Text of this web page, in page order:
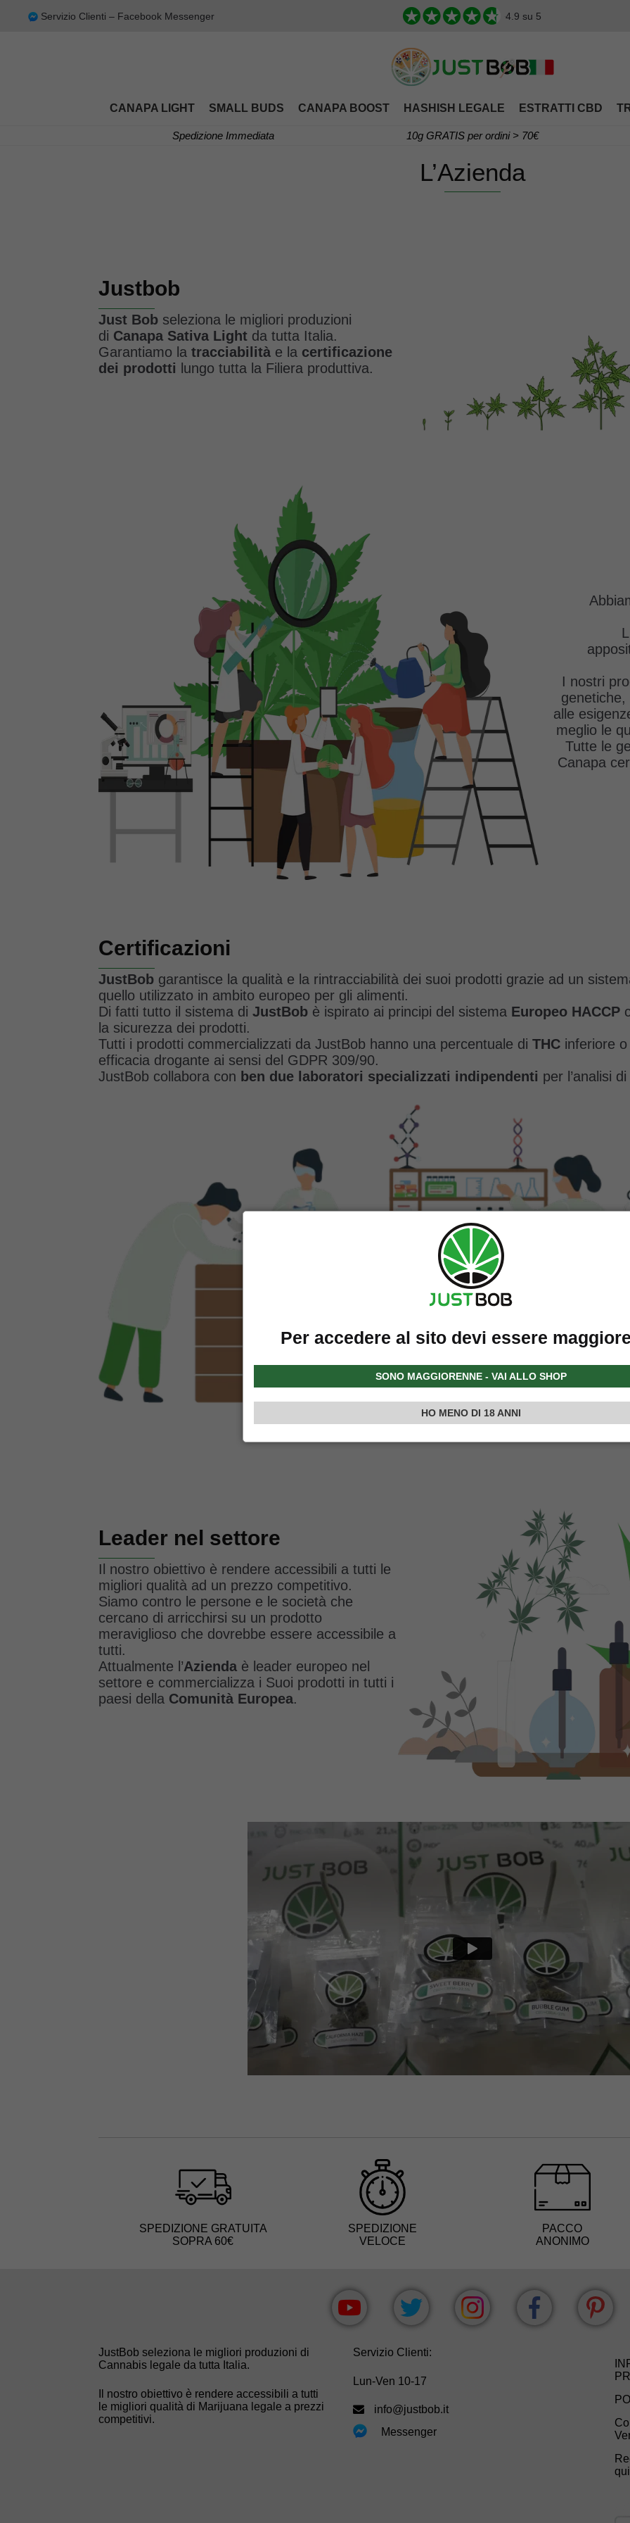
Servizio Clienti – Facebook Messenger 4.9 su 5
CANAPA LIGHT SMALL BUDS CANAPA BOOST HASHISH LEGALE ESTRATTI CBD
Spedizione Immediata 10g GRATIS per ordini > 70€
L’Azienda
Justbob
Just Bob seleziona le migliori produzioni
di Canapa Sativa Light da tutta Italia.
Garantiamo latracciabilità e la certificazione
dei prodotti lungo tutta la Filiera produttiva.
I nostri
alle
meglio le
Tutte le
Canapa
Certificazioni
JustBob garantisce la qualità e la rintracciabilità dei suoi prodotti grazie ad un
quello utilizzato in ambito europeo per gli alimenti.
Di fatti tutto il sistema diJustBob è ispirato ai principi del sistema Europeo HACCP
la sicurezza dei prodotti.
Tutti i prodotti commercializzati da JustBob hanno una percentuale diTHC inferiore
efficacia drogante ai sensi del GDPR 309/90.
JustBob collabora con ben due laboratori specializzati indipendenti per l’analisi
Leader nel settore
Il nostro obiettivo è rendere accessibili a tutti le
migliori qualità ad un prezzo competitivo.
Siamo contro le persone e le società che
cercano di arricchirsi su un prodotto
meraviglioso che dovrebbe essere accessibile a
tutti.
Attualmente l’Azienda è leader europeo nel
settore e commercializza i Suoi prodotti in tutti i
paesi della Comunità Europea.
SPEDIZIONE GRATUITA
SOPRA 60€
SPEDIZIONE
VELOCE
PACCO
ANONIMO
JustBob seleziona le migliori produzioni di
Cannabis legale da tutta Italia.
Il nostro obiettivo è rendere accessibili a tutti
le migliori qualità di Marijuana legale a prezzi
competitivi.
Servizio Clienti:
Lun-Ven 10-17
info@justbob.it
Messenger
qui
Per accedere al sito devi essere
SONO MAGGIORENNE - VAI ALLO SHOP
HO MENO DI 18 ANNI